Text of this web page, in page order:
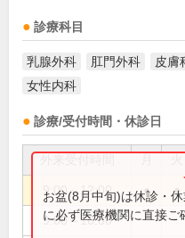
診療科目
乳腺外科 肛門外科 皮膚
女性内科
診療/受付時間・休診日
9:00～12:00 ● ●
9:00～16:30
お盆(8月中旬)は休診・
に必ず医療機関に直接ご